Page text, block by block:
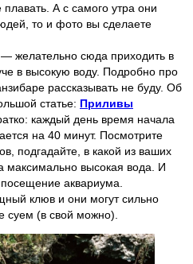
А с самого утра они
то и фото вы сделаете
желательно сюда приходить в
в высокую воду. Подробно про
рассказывать не буду. Об
статье: Приливы
каждый день время начала
на 40 минут. Посмотрите
подгадайте, в какой из ваших
максимально высокая вода. И
аквариума.
клюв и они могут сильно
суем (в свой можно).